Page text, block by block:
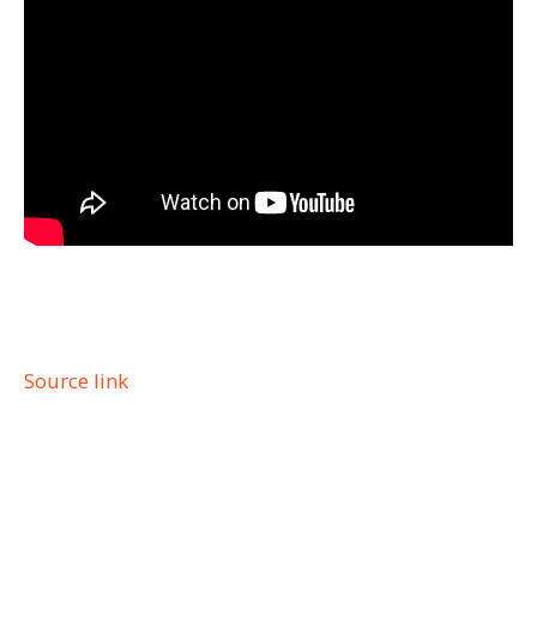
Source link